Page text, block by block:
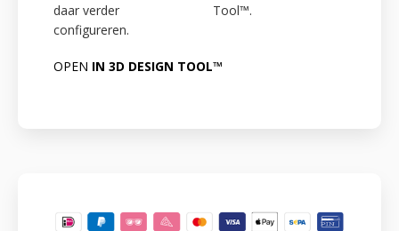
daar verder
configureren.
Tool™.
OPEN IN 3D DESIGN TOOL™